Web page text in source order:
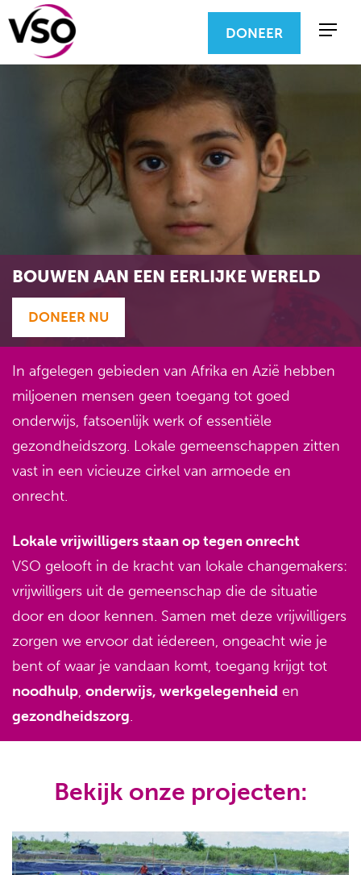
DONEER
BOUWEN AAN EEN EERLIJKE WERELD
DONEER NU
In afgelegen gebieden van Afrika en Azië hebben
miljoenen mensen geen toegang tot goed
onderwijs, fatsoenlijk werk of essentiële
gezondheidszorg. Lokale gemeenschappen zitten
vast in een vicieuze cirkel van armoede en
onrecht.
Lokale vrijwilligers staan op tegen onrecht
VSO gelooft in de kracht van lokale changemakers:
vrijwilligers uit de gemeenschap die de situatie
door en door kennen. Samen met deze vrijwilligers
zorgen we ervoor dat iédereen, ongeacht wie je
bent of waar je vandaan komt, toegang krijgt tot
noodhulp, onderwijs, werkgelegenheid en
gezondheidszorg.
Bekijk onze projecten: